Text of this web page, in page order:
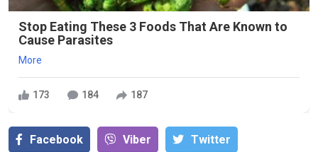
Stop Eating These 3 Foods That Are Known to
Cause Parasites
More
173 184 187
Facebook Viber Тwitter